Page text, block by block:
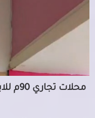
محلات تجاري 90م للايجار السنوى بالسلام القاهرة